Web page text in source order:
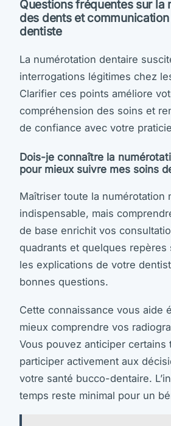
Questions fréquentes sur la
des dents et
dentiste
La numérotation dentaire
interrogations légitimes chez
Clarifier ces points améliore
compréhension des soins et
de confiance avec votre
Dois-je connaître la
pour mieux suivre mes soins
Maîtriser toute la numérotation
indispensable, mais
de base enrichit vos
quadrants et quelques
les explications de votre
bonnes questions.
Cette connaissance vous aide
mieux comprendre vos
Vous pouvez anticiper certains
participer activement aux
votre santé bucco-dentaire.
temps reste minimal pour un